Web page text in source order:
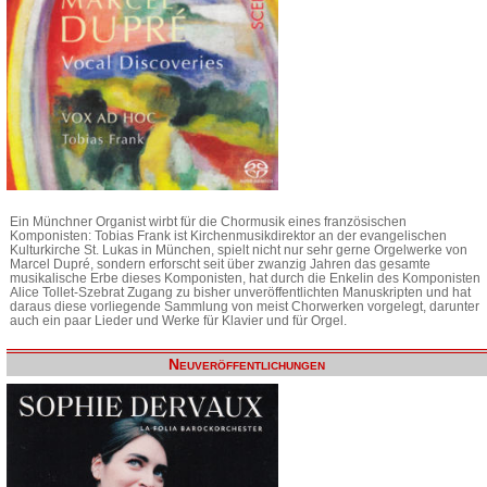
Ein Münchner Organist wirbt für die Chormusik eines französischen
Komponisten: Tobias Frank ist Kirchenmusikdirektor an der evangelischen
Kulturkirche St. Lukas in München, spielt nicht nur sehr gerne Orgelwerke von
Marcel Dupré, sondern erforscht seit über zwanzig Jahren das gesamte
musikalische Erbe dieses Komponisten, hat durch die Enkelin des Komponisten
Alice Tollet-Szebrat Zugang zu bisher unveröffentlichten Manuskripten und hat
daraus diese vorliegende Sammlung von meist Chorwerken vorgelegt, darunter
auch ein paar Lieder und Werke für Klavier und für Orgel.
Neuveröffentlichungen